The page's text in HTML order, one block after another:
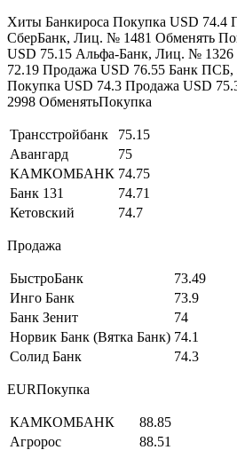
Хиты Банкироса Покупка USD 74.4
СберБанк, Лиц. № 1481 Обменять
USD 75.15 Альфа-Банк, Лиц. № 1326
72.19 Продажа USD 76.55 Банк
Покупка USD 74.3 Продажа USD
2998 ОбменятьПокупка
Трансстройбанк
75.15
Авангард
75
КАМКОМБАНК 74.75
Банк 131
74.71
Кетовский
74.7
Продажа
БыстроБанк
73.49
Инго Банк
73.9
Банк Зенит
74
Норвик Банк (Вятка Банк) 74.1
Солид Банк
74.3
EURПокупка
КАМКОМБАНК
88.85
Агророс
88.51